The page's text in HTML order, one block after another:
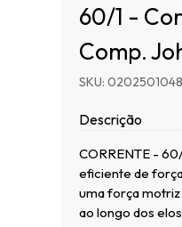
60/1 -
Comp.
SKU: 0202501048
Descrição
CORRENTE -
eficiente de
uma força
ao longo dos